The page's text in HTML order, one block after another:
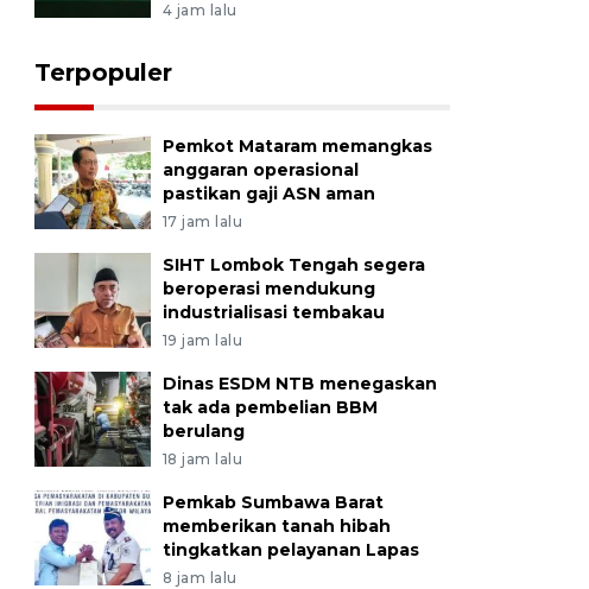
4 jam lalu
Terpopuler
Pemkot Mataram memangkas
anggaran operasional
pastikan gaji ASN aman
17 jam lalu
SIHT Lombok Tengah segera
beroperasi mendukung
industrialisasi tembakau
19 jam lalu
Dinas ESDM NTB menegaskan
tak ada pembelian BBM
berulang
18 jam lalu
Pemkab Sumbawa Barat
memberikan tanah hibah
tingkatkan pelayanan Lapas
8 jam lalu